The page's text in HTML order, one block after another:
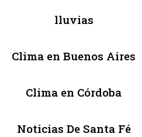
lluvias
Clima en Buenos Aires
Clima en Córdoba
Noticias De Santa Fé